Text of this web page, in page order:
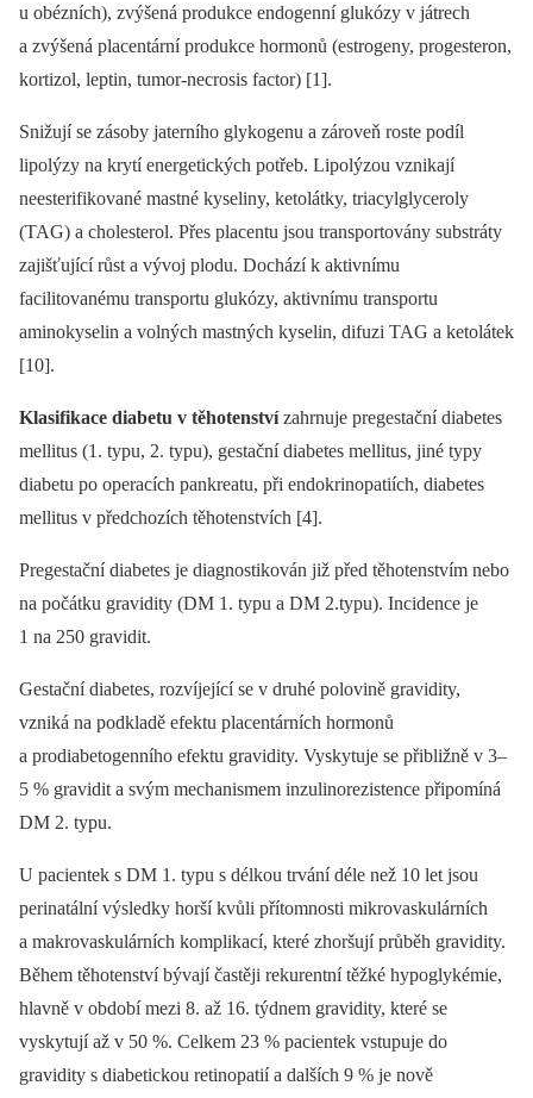
u obézních), zvýšená produkce endogenní glukózy v játrech
a zvýšená placentární produkce hormonů (estrogeny, progesteron,
kortizol, leptin, tumor-necrosis factor) [1].
Snižují se zásoby jaterního glykogenu a zároveň roste podíl
lipolýzy na krytí energetických potřeb. Lipolýzou vznikají
neesterifikované mastné kyseliny, ketolátky, triacylglyceroly
(TAG) a cholesterol. Přes placentu jsou transportovány substráty
zajišťující růst a vývoj plodu. Dochází k aktivnímu
facilitovanému transportu glukózy, aktivnímu transportu
aminokyselin a volných mastných kyselin, difuzi TAG a ketolátek
[10].
Klasifikace diabetu v těhotenstvízahrnuje pregestační diabetes
mellitus (1. typu, 2. typu), gestační diabetes mellitus, jiné typy
diabetu po operacích pankreatu, při endokrinopatiích, diabetes
mellitus v předchozích těhotenstvích [4].
Pregestační diabetes je diagnostikován již před těhotenstvím nebo
na počátku gravidity (DM 1. typu a DM 2.typu). Incidence je
1 na 250 gravidit.
Gestační diabetes, rozvíjející se v druhé polovině gravidity,
vzniká na podkladě efektu placentárních hormonů
a prodiabetogenního efektu gravidity. Vyskytuje se přibližně v 3–
5 % gravidit a svým mechanismem inzulinorezistence připomíná
DM 2. typu.
U pacientek s DM 1. typu s délkou trvání déle než 10 let jsou
perinatální výsledky horší kvůli přítomnosti mikrovaskulárních
a makrovaskulárních komplikací, které zhoršují průběh gravidity.
Během těhotenství bývají častěji rekurentní těžké hypoglykémie,
hlavně v období mezi 8. až 16. týdnem gravidity, které se
vyskytují až v 50 %. Celkem 23 % pacientek vstupuje do
gravidity s diabetickou retinopatií a dalších 9 % je nově